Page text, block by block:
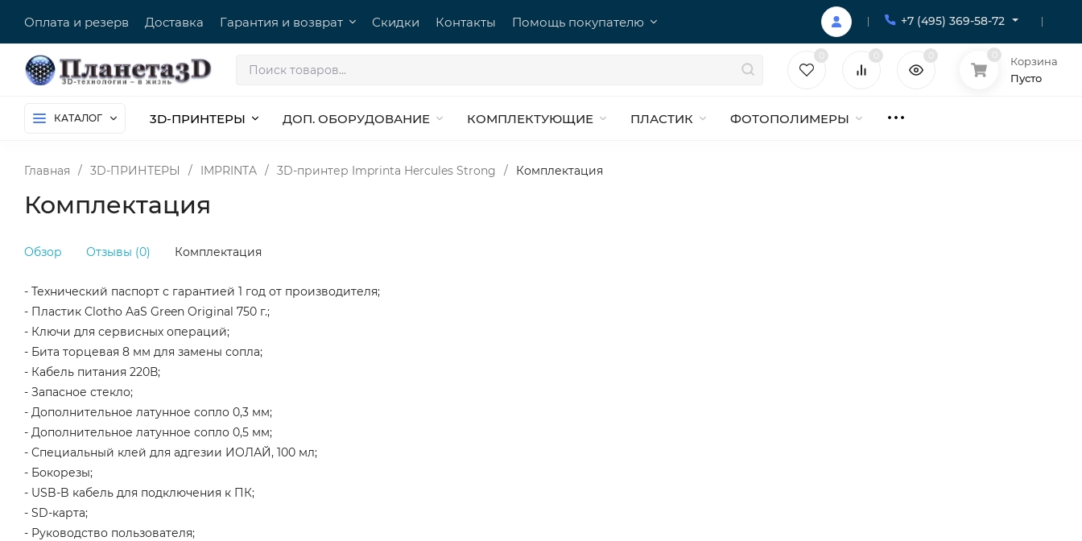
Оплата и резерв Доставка Гарантия и возврат Скидки Контакты Помощь покупателю +7 (495) 369-58-72
Корзина
Пусто
КАТАЛОГ 3D-ПРИНТЕРЫ ДОП. ОБОРУДОВАНИЕ КОМПЛЕКТУЮЩИЕ ПЛАСТИК ФОТОПОЛИМЕРЫ
Главная / 3D-ПРИНТЕРЫ / IMPRINTA / 3D-принтер Imprinta Hercules Strong / Комплектация
Комплектация
Обзор Отзывы (0) Комплектация
- Технический паспорт с гарантией 1 год от производителя;
- Пластик Clotho AaS Green Original 750 г.;
- Ключи для сервисных операций;
- Бита торцевая 8 мм для замены сопла;
- Кабель питания 220В;
- Запасное стекло;
- Дополнительное латунное сопло 0,3 мм;
- Дополнительное латунное сопло 0,5 мм;
- Специальный клей для адгезии ИОЛАЙ, 100 мл;
- Бокорезы;
- USB-B кабель для подключения к ПК;
- SD-карта;
- Руководство пользователя;